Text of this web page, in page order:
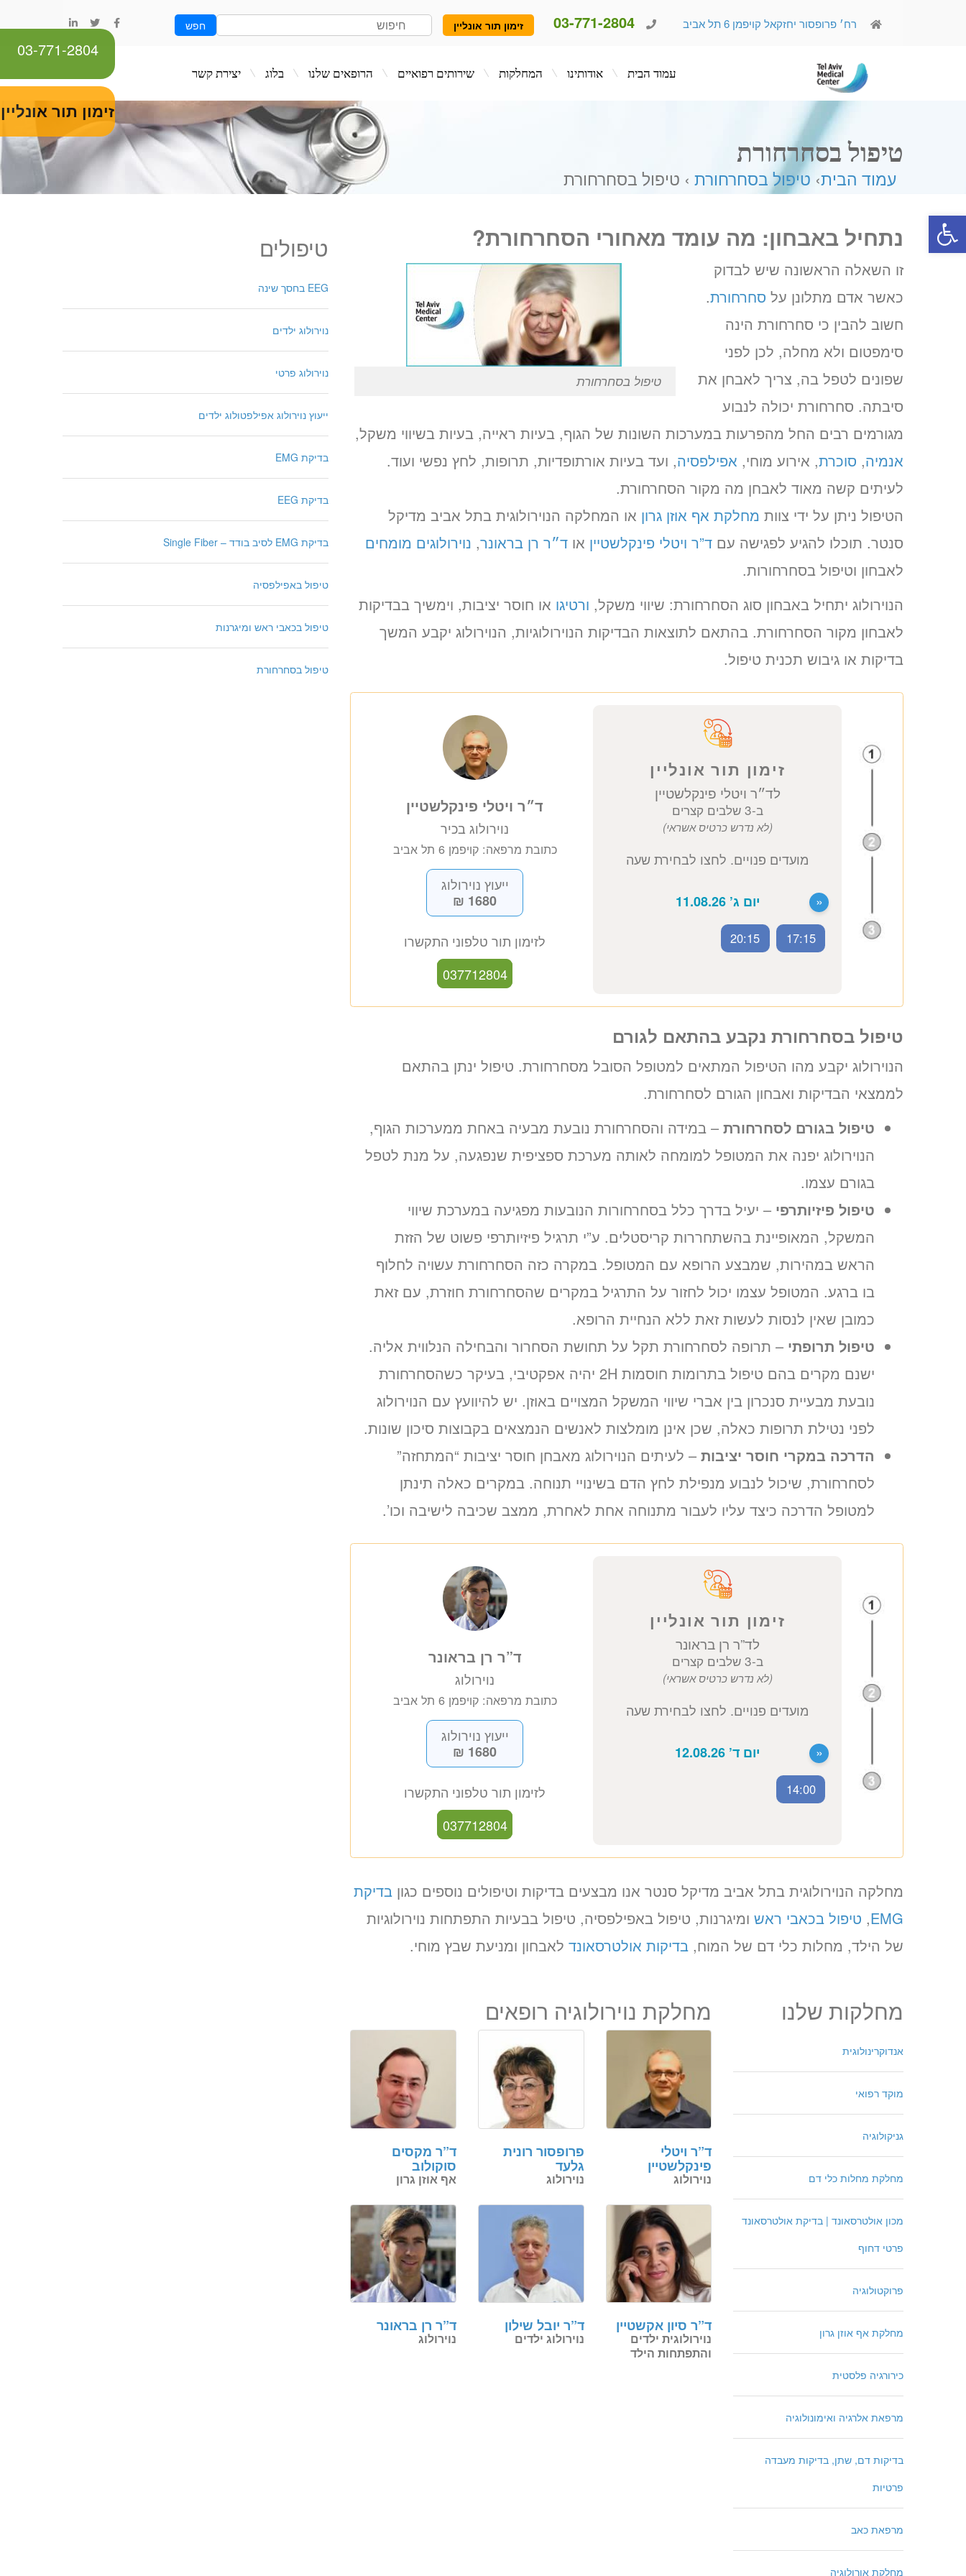
פתח סרגל נגישות
רח׳ פרופסור יחזקאל קויפמן 6 תל אביב 03-771-2804 זימון תור אונליין חפש
טיפול בסחרחורת
עמוד הבית› טיפול בסחרחורת › טיפול בסחרחורת
נתחיל באבחון: מה עומד מאחורי הסחרחורת?
טיפול בסחרחורת
זו השאלה הראשונה שיש לבדוק
כאשר אדם מתלונן על סחרחורת.
חשוב להבין כי סחרחורת הינה
סימפטום ולא מחלה, לכן לפני
שפונים לטפל בה, צריך לאבחן את
סיבתה. סחרחורת יכולה לנבוע
מגורמים רבים החל מהפרעות במערכות השונות של הגוף, בעיות ראייה, בעיות בשיווי משקל,
אנמיה, סוכרת, אירוע מוחי, אפילפסיה, ועד בעיות אורתופדיות, תרופות, לחץ נפשי ועוד.
לעיתים קשה מאוד לאבחן מה מקור הסחרחורת.
הטיפול ניתן על ידי צוות מחלקת אף אוזן גרון או המחלקה הנוירולוגית בתל אביב מדיקל
סנטר. תוכלו להגיע לפגישה עם ד”ר ויטלי פינקלשטיין או ד״ר רן בראונר, נוירולוגים מומחים
לאבחון וטיפול בסחרחורות.
הנוירולוג יתחיל באבחון סוג הסחרחורת: שיווי משקל, ורטיגו או חוסר יציבות, וימשיך בבדיקות
לאבחון מקור הסחרחורת. בהתאם לתוצאות הבדיקות הנוירולוגיות, הנוירולוג יקבע המשך
בדיקות או גיבוש תכנית טיפול.
ד״ר ויטלי פינקלשטיין
נוירולוג בכיר
כתובת מרפאה: קויפמן 6 תל אביב
ייעוץ נוירולוג
זימון תור אונליין
מועדים פנויים. לחצו לבחירת שעה
יום ג’ 11.08.26
טיפול בסחרחורת נקבע בהתאם לגורם
הנוירולוג יקבע מהו הטיפול המתאים למטופל הסובל מסחרחורת. טיפול ינתן בהתאם
לממצאי הבדיקות ואבחון הגורם לסחרחורת.
טיפול בגורם לסחרחורת – במידה והסחרחורת נובעת מבעיה באחת ממערכות הגוף,
הנוירולוג יפנה את המטופל למומחה לאותה מערכת ספציפית שנפגעה, על מנת לטפל
בגורם עצמו.
טיפול פיזיותרפי – יעיל בדרך כלל בסחרחורות הנובעות מפגיעה במערכת שיווי
המשקל, המאופיינת בהשתחררות קריסטלים. ע”י תרגיל פיזיותרפי פשוט של הזזת
הראש במהירות, שמבצע הרופא עם המטופל. במקרה כזה הסחרחורת עשויה לחלוף
בו ברגע. המטופל עצמו יכול לחזור על התרגיל במקרים שהסחרחורת חוזרת, עם זאת
כמובן שאין לנסות לעשות זאת ללא הנחיית הרופא.
טיפול תרופתי – תרופה לסחרחורת תקל על תחושת הסחרור והבחילה הנלווית אליה.
ישנם מקרים בהם טיפול בתרומות חוסמות 2H יהיה אפקטיבי, בעיקר כשהסחרחורת
נובעת מבעיית סנכרון בין אברי שיווי המשקל המצויים באוזן. יש להיוועץ עם הנוירולוג
לפני נטילת תרופות כאלה, שכן אינן מומלצות לאנשים הנמצאים בקבוצות סיכון שונות.
הדרכה במקרי חוסר יציבות – לעיתים הנוירולוג מאבחן חוסר יציבות “המתחזה”
לסחרחורת, שיכול לנבוע מנפילת לחץ הדם בשינויי תנוחה. במקרים כאלה תינתן
למטופל הדרכה כיצד עליו לעבור מתנוחה אחת לאחרת, ממצב שכיבה לישיבה וכו’.
ד”ר רן בראונר
כתובת מרפאה: קויפמן 6 תל אביב
ייעוץ נוירולוג
1680 ₪
037712804
זימון תור אונליין
מועדים פנויים. לחצו לבחירת שעה
יום ד’ 12.08.26
מחלקה הנוירולוגית בתל אביב מדיקל סנטר אנו מבצעים בדיקות וטיפולים נוספים כגון בדיקת
EMG
, טיפול בכאבי ראש ומיגרנות, טיפול באפילפסיה, טיפול בבעיות התפתחות נוירולוגיות
של הילד, מחלות כלי דם של המוח, בדיקות אולטרסאונד לאבחון ומניעת שבץ מוחי.
מחלקות שלנו
אנדוקרינולוגית
מוקד רפואי
גניקולוגיה
מחלקת מחלות כלי דם
מכון אולטרסאונד | בדיקת אולטרסאונד
פרטי דחוף
פרוקטולוגיה
מחלקת אף אוזן גרון
כירורגיה פלסטית
מרפאת אלרגיה ואימונולוגיה
בדיקות דם, שתן, בדיקות מעבדה
פרטיות
מרפאת כאב
מחלקת אורולוגיה
מחלקת נוירולוגיה רופאים
ד”ר מקסים
סוקולוב
אף אוזן גרון
פרופסור רונית
גלעד
נוירולוג
ד”ר ויטלי
פינקלשטיין
נוירולוג
ד”ר רן בראונר
נוירולוג
ד”ר יובל שילון
נוירולוג ילדים
ד”ר סיון אקשטיין
נוירולוגית ילדים
והתפתחות הילד
טיפולים
EEG בחסך שינה
נוירולוג ילדים
נוירולוג פרטי
ייעוץ נוירולוג אפילפטולוג ילדים
בדיקת EMG
בדיקת EEG
בדיקת EMG לסיב בודד – Single Fiber
טיפול באפילפסיה
טיפול בכאבי ראש ומיגרנות
טיפול בסחרחורת
זימון תור אונליין
03-771-2804